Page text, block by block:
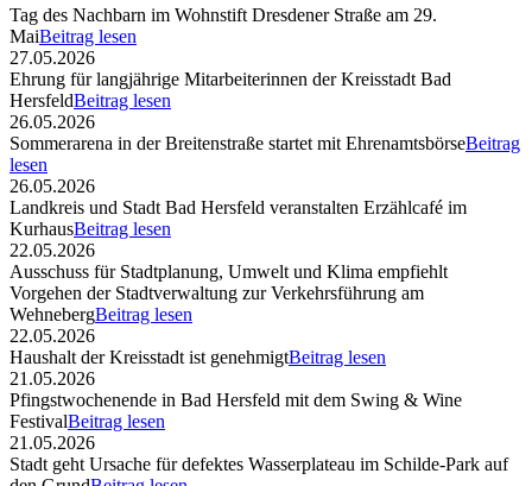
Tag des Nachbarn im Wohnstift Dresdener Straße am 29.
MaiBeitrag lesen
27.05.2026
Ehrung für langjährige Mitarbeiterinnen der Kreisstadt Bad
HersfeldBeitrag lesen
26.05.2026
Sommerarena in der Breitenstraße startet mit EhrenamtsbörseBeitrag
lesen
26.05.2026
Landkreis und Stadt Bad Hersfeld veranstalten Erzählcafé im
KurhausBeitrag lesen
22.05.2026
Ausschuss für Stadtplanung, Umwelt und Klima empfiehlt
Vorgehen der Stadtverwaltung zur Verkehrsführung am
WehnebergBeitrag lesen
22.05.2026
Haushalt der Kreisstadt ist genehmigtBeitrag lesen
21.05.2026
Pfingstwochenende in Bad Hersfeld mit dem Swing & Wine
FestivalBeitrag lesen
21.05.2026
Stadt geht Ursache für defektes Wasserplateau im Schilde-Park auf